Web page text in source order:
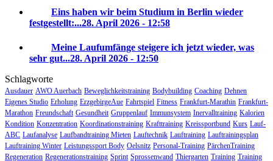
Eins haben wir beim Studium in Berlin wieder
festgestellt:...28. April 2026 - 12:58
Meine Laufumfänge steigere ich jetzt wieder, was
sehr gut...28. April 2026 - 12:50
Schlagworte
Ausdauer AWO Auerbach Beweglichkeitstraining Bodybuilding Coaching Dehnen
Eigenes Studio Erholung ErzgebirgeAue Fahrtspiel Fitness Frankfurt-Marathin Frankfurt-
Marathon Freundschaft Gesundheit Gruppenlauf Immunsystem Inervalltraining Kalorien
Kondition Konzentration Koordinationstraining Krafttraining Kreissportbund Kurs Lauf-
ABC Laufanalyse Laufbandtraining Mieten Lauftechnik Lauftraining Lauftrainingsplan
Lauftraining Winter Leistungssport Body Oelsnitz Personal-Training PärchenTraining
Regeneration Regenerationstraining Sprint Sprossenwand Thiergarten Training Training